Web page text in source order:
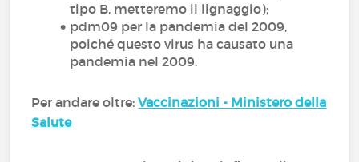
tipo B, metteremo il lignaggio);
pdm09 per la pandemia del 2009,
poiché questo virus ha causato una
pandemia nel 2009.
Per andare oltre:Vaccinazioni - Ministero della
Salute